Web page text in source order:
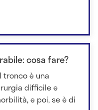
cosa fare?
tronco è una
difficile e
e poi, se è di